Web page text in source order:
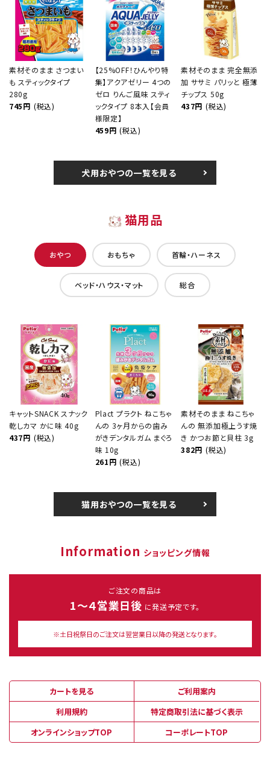
素材そのまま さつまい
も スティックタイプ
280g
745円 (税込)
【25%OFF！ひんやり特
集】アクアゼリー 4つの
ゼロ りんご風味 スティ
ックタイプ 8本入【会員
様限定】
459円 (税込)
素材そのまま 完全無添
加 ササミ パリッと 極薄
チップス 50g
437円 (税込)
犬用おやつの一覧を見る
猫用品
おやつ おもちゃ 首輪・ハーネス
ベッド・ハウス・マット 総合
キャットSNACK スナック
乾しカマ かに味 40g
437円 (税込)
Plact プラクト ねこちゃ
んの 3ヶ月からの歯み
がきデンタルガム まぐろ
味 10g
261円 (税込)
素材そのまま ねこちゃ
んの 無添加極上うす焼
き かつお節と貝柱 3g
382円 (税込)
猫用おやつの一覧を見る
Information ショッピング情報
ご注文の商品は
1～４営業日後 に発送予定です。
※土日祝祭日のご注文は翌営業日以降の発送となります。
カートを見る
ご利用案内
利用規約
特定商取引法に基づく表示
オンラインショップTOP
コーポレートTOP